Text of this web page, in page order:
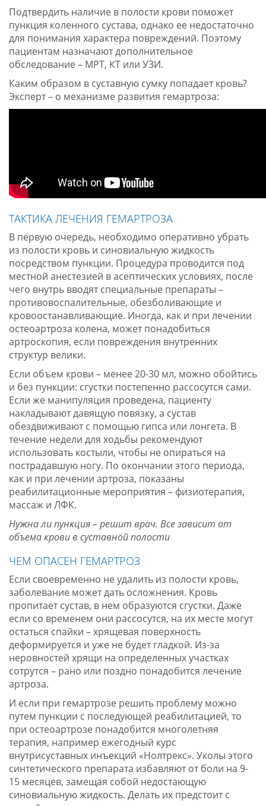
Подтвердить наличие в полости крови поможет
пункция коленного сустава, однако ее недостаточно
для понимания характера повреждений. Поэтому
пациентам назначают дополнительное
обследование – МРТ, КТ или УЗИ.
Каким образом в суставную сумку попадает кровь?
Эксперт – о механизме развития гемартроза:
ТАКТИКА ЛЕЧЕНИЯ ГЕМАРТРОЗА
В первую очередь, необходимо оперативно убрать
из полости кровь и синовиальную жидкость
посредством пункции. Процедура проводится под
местной анестезией в асептических условиях, после
чего внутрь вводят специальные препараты –
противовоспалительные, обезболивающие и
кровоостанавливающие. Иногда, как и при лечении
остеоартроза колена, может понадобиться
артроскопия, если повреждения внутренних
структур велики.
Если объем крови – менее 20-30 мл, можно обойтись
и без пункции: сгустки постепенно рассосутся сами.
Если же манипуляция проведена, пациенту
накладывают давящую повязку, а сустав
обездвиживают с помощью гипса или лонгета. В
течение недели для ходьбы рекомендуют
использовать костыли, чтобы не опираться на
пострадавшую ногу. По окончании этого периода,
как и при лечении артроза, показаны
реабилитационные мероприятия – физиотерапия,
массаж и ЛФК.
Нужна ли пункция – решит врач. Все зависит от
объема крови в суставной полости
ЧЕМ ОПАСЕН ГЕМАРТРОЗ
Если своевременно не удалить из полости кровь,
заболевание может дать осложнения. Кровь
пропитает сустав, в нем образуются сгустки. Даже
если со временем они рассосутся, на их месте могут
остаться спайки – хрящевая поверхность
деформируется и уже не будет гладкой. Из-за
неровностей хрящи на определенных участках
сотрутся – рано или поздно понадобится лечение
артроза.
И если при гемартрозе решить проблему можно
путем пункции с последующей реабилитацией, то
при остеоартрозе понадобится многолетняя
терапия, например ежегодный курс
внутрисуставных инъекций «Нолтрекс». Уколы этого
синтетического препарата избавляют от боли на 9-
15 месяцев, замещая собой недостающую
синовиальную жидкость. Делать их предстоит с